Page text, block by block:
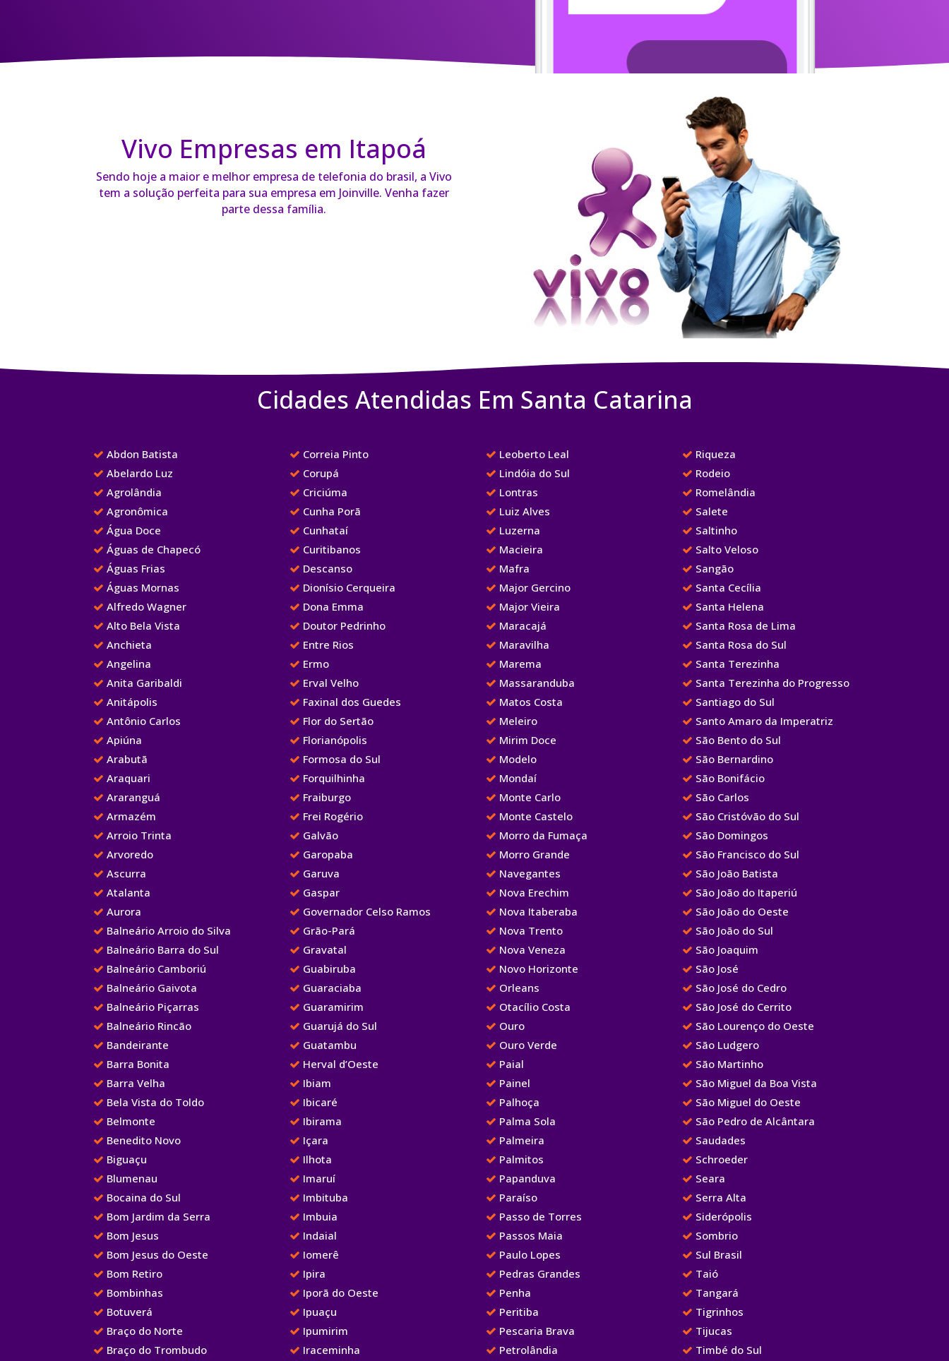
Vivo Empresas em Itapoá
Sendo hoje a maior e melhor empresa de telefonia do brasil, a Vivo
tem a solução perfeita para sua empresa em Joinville. Venha fazer
parte dessa família.
Cidades Atendidas Em Santa Catarina
Abdon Batista
Abelardo Luz
Agrolândia
Agronômica
Água Doce
Águas de Chapecó
Águas Frias
Águas Mornas
Alfredo Wagner
Alto Bela Vista
Anchieta
Angelina
Anita Garibaldi
Anitápolis
Antônio Carlos
Apiúna
Arabutã
Araquari
Araranguá
Armazém
Arroio Trinta
Arvoredo
Ascurra
Atalanta
Aurora
Balneário Arroio do Silva
Balneário Barra do Sul
Balneário Camboriú
Balneário Gaivota
Balneário Piçarras
Balneário Rincão
Bandeirante
Barra Bonita
Barra Velha
Bela Vista do Toldo
Belmonte
Benedito Novo
Biguaçu
Blumenau
Bocaina do Sul
Bom Jardim da Serra
Bom Jesus
Bom Jesus do Oeste
Bom Retiro
Bombinhas
Botuverá
Braço do Norte
Braço do Trombudo
Correia Pinto
Corupá
Criciúma
Cunha Porã
Cunhataí
Curitibanos
Descanso
Dionísio Cerqueira
Dona Emma
Doutor Pedrinho
Entre Rios
Ermo
Erval Velho
Faxinal dos Guedes
Flor do Sertão
Florianópolis
Formosa do Sul
Forquilhinha
Fraiburgo
Frei Rogério
Galvão
Garopaba
Garuva
Gaspar
Governador Celso Ramos
Grão-Pará
Gravatal
Guabiruba
Guaraciaba
Guaramirim
Guarujá do Sul
Guatambu
Herval d’Oeste
Ibiam
Ibicaré
Ibirama
Içara
Ilhota
Imaruí
Imbituba
Imbuia
Indaial
Iomerê
Ipira
Iporã do Oeste
Ipuaçu
Ipumirim
Iraceminha
Leoberto Leal
Lindóia do Sul
Lontras
Luiz Alves
Luzerna
Macieira
Mafra
Major Gercino
Major Vieira
Maracajá
Maravilha
Marema
Massaranduba
Matos Costa
Meleiro
Mirim Doce
Modelo
Mondaí
Monte Carlo
Monte Castelo
Morro da Fumaça
Morro Grande
Navegantes
Nova Erechim
Nova Itaberaba
Nova Trento
Nova Veneza
Novo Horizonte
Orleans
Otacílio Costa
Ouro
Ouro Verde
Paial
Painel
Palhoça
Palma Sola
Palmeira
Palmitos
Papanduva
Paraíso
Passo de Torres
Passos Maia
Paulo Lopes
Pedras Grandes
Penha
Peritiba
Pescaria Brava
Petrolândia
Riqueza
Rodeio
Romelândia
Salete
Saltinho
Salto Veloso
Sangão
Santa Cecília
Santa Helena
Santa Rosa de Lima
Santa Rosa do Sul
Santa Terezinha
Santa Terezinha do Progresso
Santiago do Sul
Santo Amaro da Imperatriz
São Bento do Sul
São Bernardino
São Bonifácio
São Carlos
São Cristóvão do Sul
São Domingos
São Francisco do Sul
São João Batista
São João do Itaperiú
São João do Oeste
São João do Sul
São Joaquim
São José
São José do Cedro
São José do Cerrito
São Lourenço do Oeste
São Ludgero
São Martinho
São Miguel da Boa Vista
São Miguel do Oeste
São Pedro de Alcântara
Saudades
Schroeder
Seara
Serra Alta
Siderópolis
Sombrio
Sul Brasil
Taió
Tangará
Tigrinhos
Tijucas
Timbé do Sul